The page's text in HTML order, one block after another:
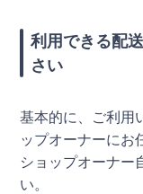
利用できる配
さい
基本的に、ご利用
ップオーナーにお
ショップオーナー
い。